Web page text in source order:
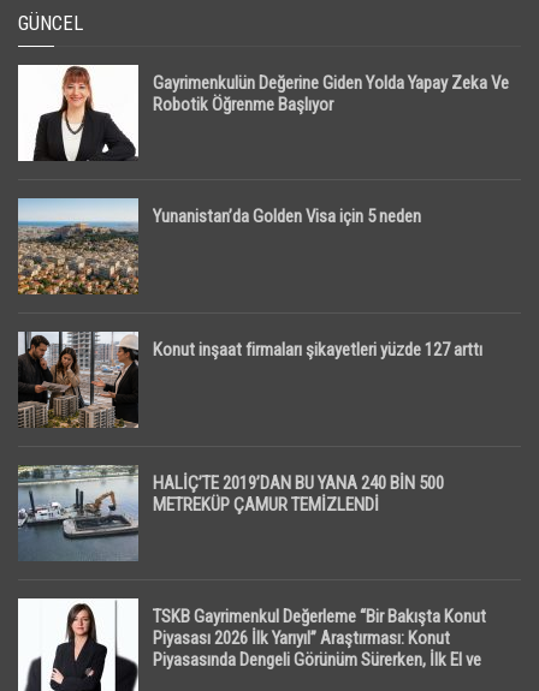
GÜNCEL
Gayrimenkulün Değerine Giden Yolda Yapay Zeka Ve
Robotik Öğrenme Başlıyor
Yunanistan’da Golden Visa için 5 neden
Konut inşaat firmaları şikayetleri yüzde 127 arttı
HALİÇ’TE 2019’DAN BU YANA 240 BİN 500
METREKÜP ÇAMUR TEMİZLENDİ
TSKB Gayrimenkul Değerleme “Bir Bakışta Konut
Piyasası 2026 İlk Yarıyıl” Araştırması: Konut
Piyasasında Dengeli Görünüm Sürerken, İlk El ve